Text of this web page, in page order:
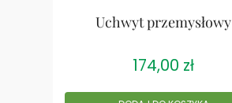
Uchwyt przemysłowy
174,00 zł